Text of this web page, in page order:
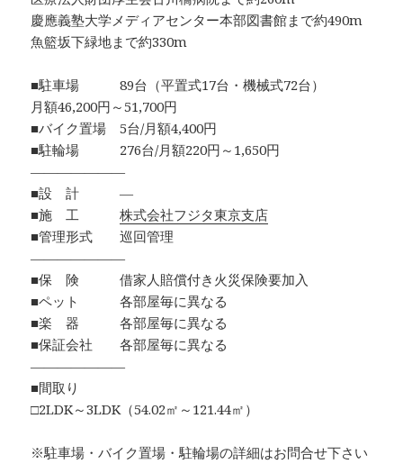
慶應義塾大学メディアセンター本部図書館まで約490m
魚籃坂下緑地まで約330m
■駐車場 89台（平置式17台・機械式72台）
月額46,200円～51,700円
■バイク置場 5台/月額4,400円
■駐輪場 276台/月額220円～1,650円
―――――――
■設 計 ―
■施 工株式会社フジタ東京支店
■管理形式 巡回管理
―――――――
■保 険 借家人賠償付き火災保険要加入
■ペット 各部屋毎に異なる
■楽 器 各部屋毎に異なる
■保証会社 各部屋毎に異なる
―――――――
■間取り
□2LDK～3LDK（54.02㎡～121.44㎡）
※駐車場・バイク置場・駐輪場の詳細はお問合せ下さい